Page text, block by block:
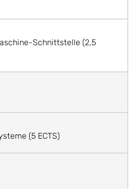
Schnittstelle (2,5
(5 ECTS)